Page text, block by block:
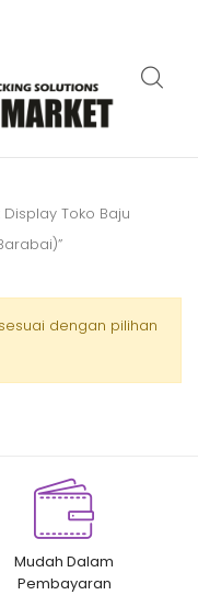
Toko Baju
dengan pilihan
Mudah Dalam
Pembayaran